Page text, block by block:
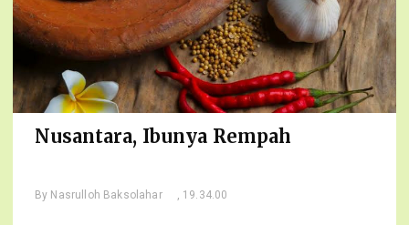
Nusantara, Ibunya Rempah
By Nasrulloh Baksolahar , 19.34.00